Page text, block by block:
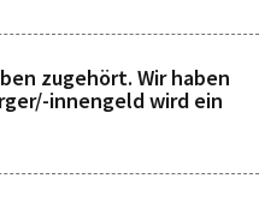
zugehört. Wir haben
innengeld wird ein